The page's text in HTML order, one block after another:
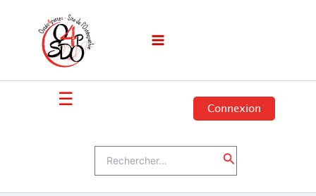
☰ Connexion
Rechercher